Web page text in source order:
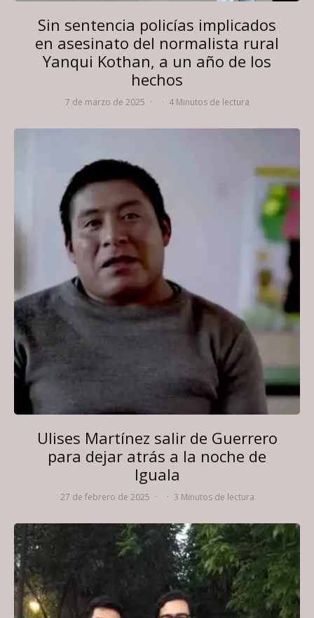
Sin sentencia policías implicados
en asesinato del normalista rural
Yanqui Kothan, a un año de los
hechos
7 de marzo de 2025 · · 4 Minutos de lectura
Ulises Martínez salir de Guerrero
para dejar atrás a la noche de
Iguala
27 de febrero de 2025 · · 3 Minutos de lectura